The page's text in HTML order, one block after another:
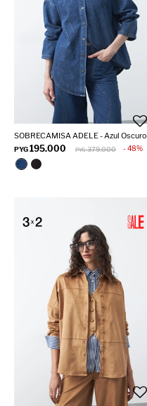
SOBRECAMISA ADELE - Azul Oscuro
PYG195.000 PYG 379.000 48